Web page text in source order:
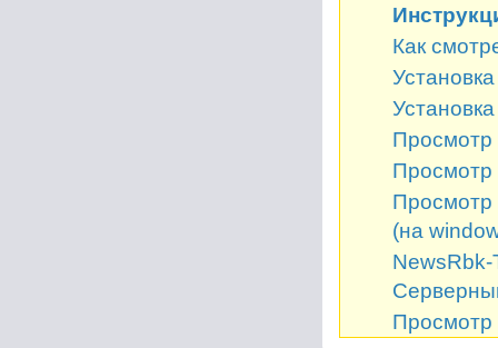
Как
Просмотр
Просмотр
Просмотр
(на
Просмотр